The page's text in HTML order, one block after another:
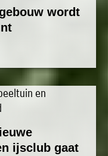
wordt
ijsclub gaat